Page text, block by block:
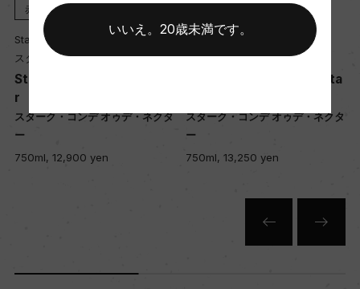
醗酵・熟成
醗酵：ステンレスタンク
熟成：オーク樽で16カ月(フレンチオーク、225L/3
00L、新樽比率16%)
赤 2022
Stark-Conde Wines
スターク・コンデ・ワインズ
Stark Conde Oude Nekta
r
スターク・コンデ オゥデ・ネクタ
ー
750ml, 12,900 yen
Stark-Conde Wines
スターク・コンデ・ワインズ
Stark Conde Oude Nekta
スターク・コンデ オゥデ・ネクタ
ー
750ml, 13,250 yen
いいえ。20歳未満です。